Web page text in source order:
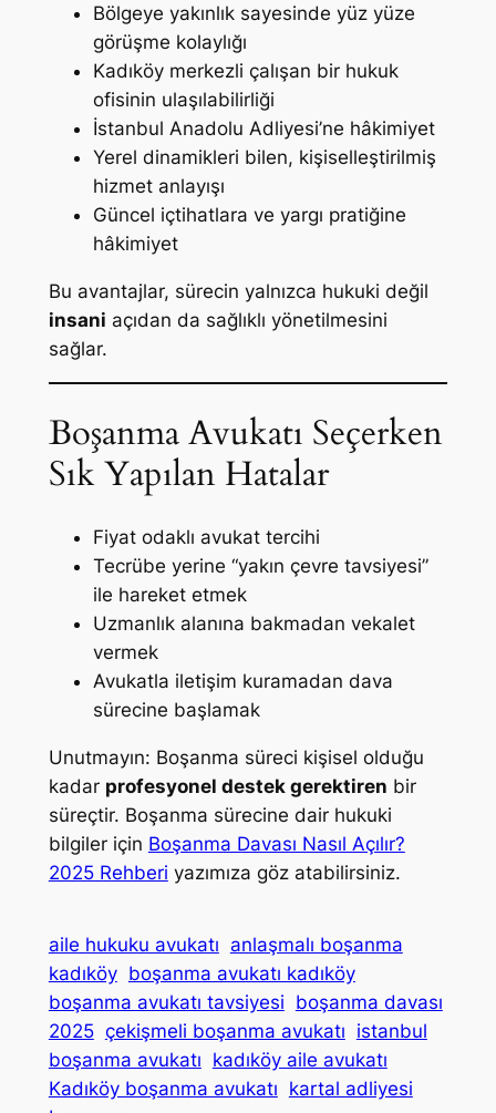
Bölgeye yakınlık sayesinde yüz yüze
görüşme kolaylığı
Kadıköy merkezli çalışan bir hukuk
ofisinin ulaşılabilirliği
İstanbul Anadolu Adliyesi’ne hâkimiyet
Yerel dinamikleri bilen, kişiselleştirilmiş
hizmet anlayışı
Güncel içtihatlara ve yargı pratiğine
hâkimiyet
Bu avantajlar, sürecin yalnızca hukuki değil
insani açıdan da sağlıklı yönetilmesini
sağlar.
Boşanma Avukatı Seçerken
Sık Yapılan Hatalar
Fiyat odaklı avukat tercihi
Tecrübe yerine “yakın çevre tavsiyesi”
ile hareket etmek
Uzmanlık alanına bakmadan vekalet
vermek
Avukatla iletişim kuramadan dava
sürecine başlamak
Unutmayın: Boşanma süreci kişisel olduğu
kadar profesyonel destek gerektiren bir
süreçtir. Boşanma sürecine dair hukuki
bilgiler için Boşanma Davası Nasıl Açılır?
2025 Rehberi yazımıza göz atabilirsiniz.
aile hukuku avukatı anlaşmalı boşanma
kadıköy boşanma avukatı kadıköy
boşanma avukatı tavsiyesi boşanma davası
2025 çekişmeli boşanma avukatı istanbul
boşanma avukatı kadıköy aile avukatı
Kadıköy boşanma avukatı kartal adliyesi